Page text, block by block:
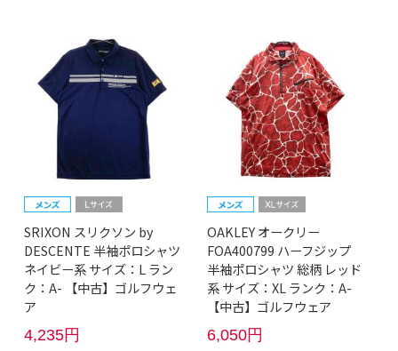
SRIXON スリクソン by
DESCENTE 半袖ポロシャツ
ネイビー系 サイズ：L ラン
ク：A- 【中古】ゴルフウェ
ア
4,235円
OAKLEY オークリー
FOA400799 ハーフジップ
半袖ポロシャツ 総柄 レッド
系 サイズ：XL ランク：A-
【中古】ゴルフウェア
6,050円